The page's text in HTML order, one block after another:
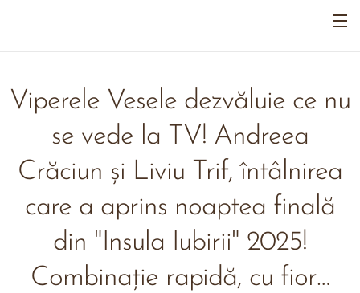
Viperele Vesele dezvăluie ce nu
se vede la TV! Andreea
Crăciun și Liviu Trif, întâlnirea
care a aprins noaptea finală
din "Insula Iubirii" 2025!
Combinație rapidă, cu fior…